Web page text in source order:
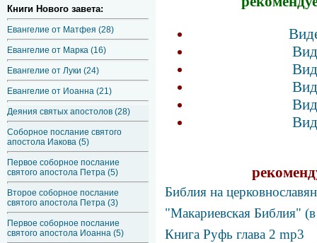
Книги Нового завета:
Евангелие от Матфея (28)
Евангелие от Марка (16)
Евангелие от Луки (24)
Евангелие от Иоанна (21)
Деяния святых апостолов (28)
Соборное послание святого
апостола Иакова (5)
Первое соборное послание
святого апостола Петра (5)
Второе соборное послание
святого апостола Петра (3)
Первое соборное послание
святого апостола Иоанна (5)
Библия на
"Макариевская Библия"
Книга Руфь глава 2 mp3